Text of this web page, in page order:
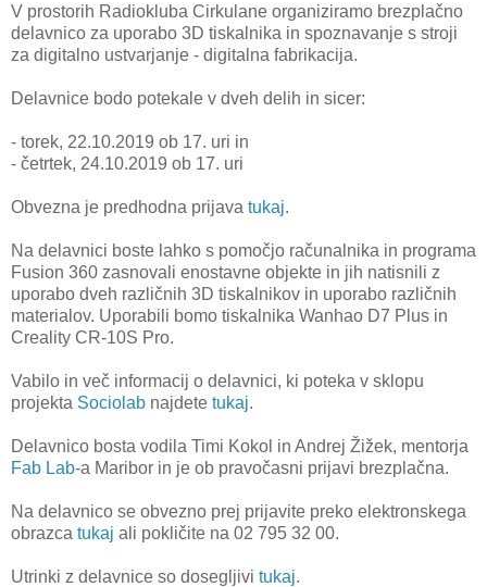
V prostorih Radiokluba Cirkulane organiziramo brezplačno
delavnico za uporabo 3D tiskalnika in spoznavanje s stroji
za digitalno ustvarjanje - digitalna fabrikacija.
Delavnice bodo potekale v dveh delih in sicer:
- torek, 22.10.2019 ob 17. uri in
- četrtek, 24.10.2019 ob 17. uri
Obvezna je predhodna prijava tukaj.
Na delavnici boste lahko s pomočjo računalnika in programa
Fusion 360 zasnovali enostavne objekte in jih natisnili z
uporabo dveh različnih 3D tiskalnikov in uporabo različnih
materialov. Uporabili bomo tiskalnika Wanhao D7 Plus in
Creality CR-10S Pro.
Vabilo in več informacij o delavnici, ki poteka v sklopu
projekta Sociolab najdete tukaj.
Delavnico bosta vodila Timi Kokol in Andrej Žižek, mentorja
Fab Lab-a Maribor in je ob pravočasni prijavi brezplačna.
Na delavnico se obvezno prej prijavite preko elektronskega
obrazca tukaj ali pokličite na 02 795 32 00.
Utrinki z delavnice so dosegljivi tukaj.